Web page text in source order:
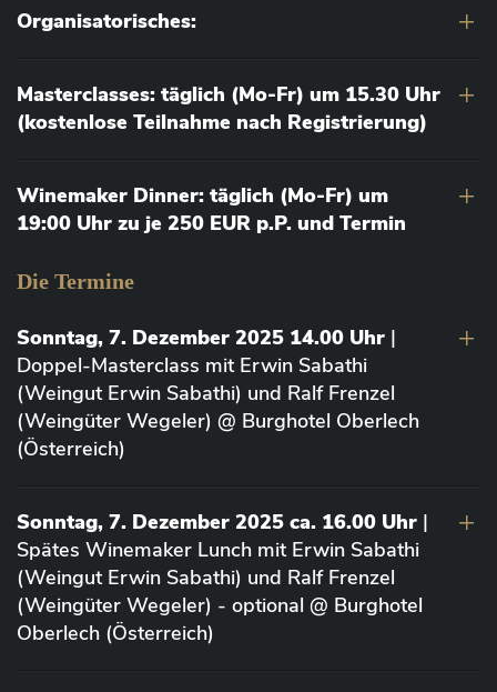
Organisatorisches:
Masterclasses: täglich (Mo-Fr) um 15.30 Uhr
(kostenlose Teilnahme nach Registrierung)
Winemaker Dinner: täglich (Mo-Fr) um
19:00 Uhr zu je 250 EUR p.P. und Termin
Die Termine
Sonntag, 7. Dezember 2025 14.00 Uhr |
Doppel-Masterclass mit Erwin Sabathi
(Weingut Erwin Sabathi) und Ralf Frenzel
(Weingüter Wegeler) @ Burghotel Oberlech
(Österreich)
Sonntag, 7. Dezember 2025 ca. 16.00 Uhr |
Spätes Winemaker Lunch mit Erwin Sabathi
(Weingut Erwin Sabathi) und Ralf Frenzel
(Weingüter Wegeler) - optional @ Burghotel
Oberlech (Österreich)